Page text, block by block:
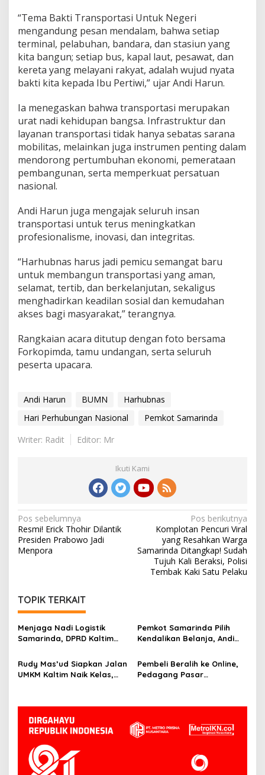
“Tema Bakti Transportasi Untuk Negeri
mengandung pesan mendalam, bahwa setiap
terminal, pelabuhan, bandara, dan stasiun yang
kita bangun; setiap bus, kapal laut, pesawat, dan
kereta yang melayani rakyat, adalah wujud nyata
bakti kita kepada Ibu Pertiwi,” ujar Andi Harun.
Ia menegaskan bahwa transportasi merupakan
urat nadi kehidupan bangsa. Infrastruktur dan
layanan transportasi tidak hanya sebatas sarana
mobilitas, melainkan juga instrumen penting dalam
mendorong pertumbuhan ekonomi, pemerataan
pembangunan, serta memperkuat persatuan
nasional.
Andi Harun juga mengajak seluruh insan
transportasi untuk terus meningkatkan
profesionalisme, inovasi, dan integritas.
“Harhubnas harus jadi pemicu semangat baru
untuk membangun transportasi yang aman,
selamat, tertib, dan berkelanjutan, sekaligus
menghadirkan keadilan sosial dan kemudahan
akses bagi masyarakat,” terangnya.
Rangkaian acara ditutup dengan foto bersama
Forkopimda, tamu undangan, serta seluruh
peserta upacara.
Andi Harun BUMN
Harhubnas
Hari Perhubungan Nasional
Pemkot Samarinda
Writer: Radit
Editor: Mr
Ikuti Kami
Navigasi
pos
Pos sebelumnya
Resmi! Erick Thohir Dilantik
Presiden Prabowo Jadi
Menpora
Pos berikutnya
Komplotan Pencuri Viral
yang Resahkan Warga
Samarinda Ditangkap! Sudah
Tujuh Kali Beraksi, Polisi
Tembak Kaki Satu Pelaku
TOPIK TERKAIT
Menjaga Nadi Logistik
Samarinda, DPRD Kaltim
Mahulu
Pemkot Samarinda Pilih
Kendalikan Belanja, Andi
Penting daripada Berutang
Rudy Mas’ud Siapkan Jalan
UMKM Kaltim Naik Kelas,
Pembeli Beralih ke Online,
Pedagang Pasar